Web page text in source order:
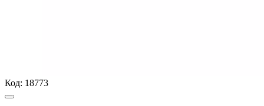
Код: 18773